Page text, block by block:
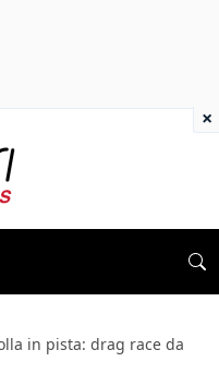
in pista: drag race da
×